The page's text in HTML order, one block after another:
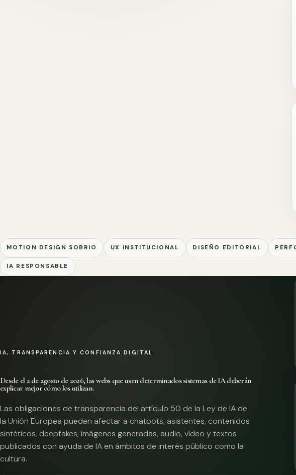
MOTION DESIGN SOBRIO UX INSTITUCIONAL DISEÑO EDITORIAL
IA RESPONSABLE
IA, TRANSPARENCIA Y CONFIANZA DIGITAL
Desde el 2 de agosto de 2026, las webs que usen determinados sistemas de IA deberán
explicar mejor cómo los utilizan.
Las obligaciones de transparencia del artículo 50 de la Ley de IA de
la Unión Europea pueden afectar a chatbots, asistentes, contenidos
sintéticos, deepfakes, imágenes generadas, audio, vídeo y textos
publicados con ayuda de IA en ámbitos de interés público como la
cultura.